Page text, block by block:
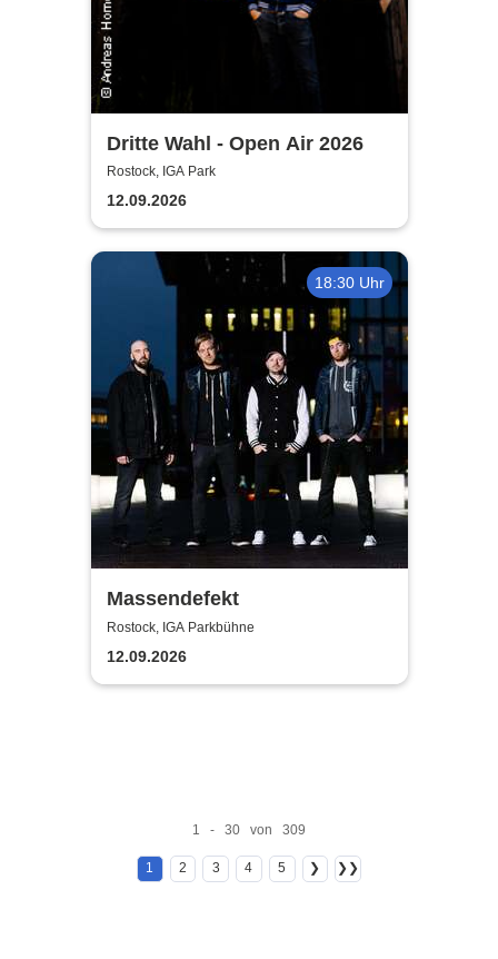
Dritte Wahl - Open Air 2026
Rostock, IGA Park
12.09.2026
18:30 Uhr
Massendefekt
Rostock, IGA Parkbühne
12.09.2026
1 - 30 von 309
1 2 3 4 5 ❯ ❯❯